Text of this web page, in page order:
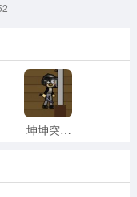
坤坤突围无广告版